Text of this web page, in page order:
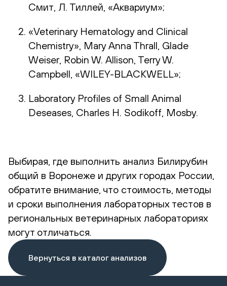
Смит, Л. Тиллей, «Аквариум»;
«Veterinary Hematology and Clinical
Chemistry», Mary Anna Thrall, Glade
Weiser, Robin W. Allison, Terry W.
Campbell, «WILEY-BLACKWELL»;
Laboratory Profiles of Small Animal
Deseases, Charles H. Sodikoff, Mosby.
Выбирая, где выполнить анализ Билирубин
общий в Воронеже и других городах России,
обратите внимание, что стоимость, методы
и сроки выполнения лабораторных тестов в
региональных ветеринарных лабораториях
могут отличаться.
Вернуться в каталог анализов